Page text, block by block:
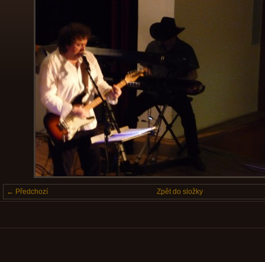
← Předchozí Zpět do složky